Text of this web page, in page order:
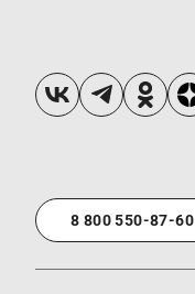
8 800 550-87-60